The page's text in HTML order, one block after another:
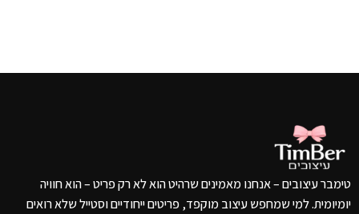
טימבר עיצובים – אנחנו מאמינים שרהיט הוא לא רק פריט – הוא חוויה
יומיומית. למי שמחפש עיצוב מוקפד, פריטים ייחודיים וסטייל שלא רואים